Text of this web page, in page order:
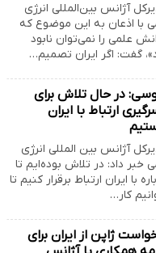
آژانس بین‌المللی انرژی
با اذعان به این موضوع که
علمی را نمی‌توان نابود
گفت: اگر ایران تصمیم…
در حال تلاش برای
ارتباط با ایران
آژانس بین المللی انرژی
خبر داد: در تلاش بوده‌ایم تا
با ایران ارتباط برقرار کنیم تا
کار…
ژاپن از ایران برای